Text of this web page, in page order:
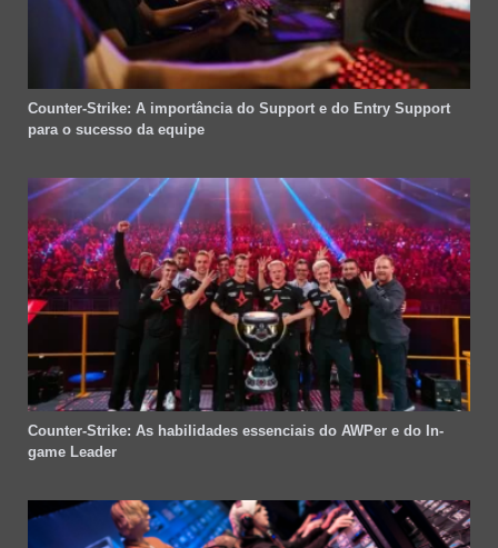
Counter-Strike: A importância do Support e do Entry Support
para o sucesso da equipe
Counter-Strike: As habilidades essenciais do AWPer e do In-
game Leader